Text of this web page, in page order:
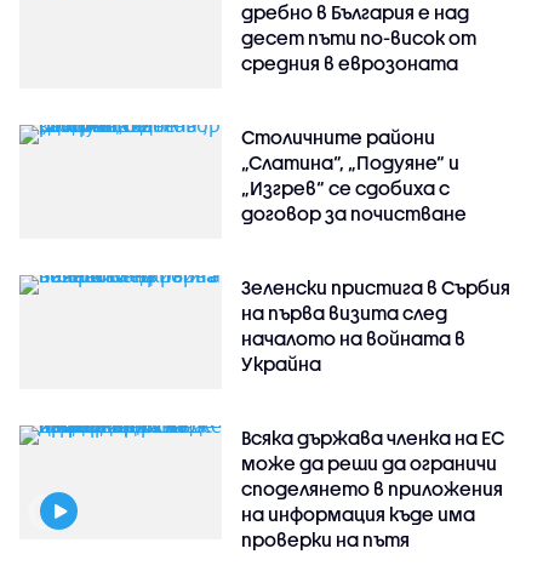
дребно в България е над
десет пъти по-висок от
средния в еврозоната
Столичните райони
„Слатина“, „Подуяне“ и
„Изгрев“ се сдобиха с
договор за почистване
Зеленски пристига в Сърбия
на първа визита след
началото на войната в
Украйна
Всяка държава членка на ЕС
може да реши да ограничи
споделянето в приложения
на информация къде има
проверки на пътя